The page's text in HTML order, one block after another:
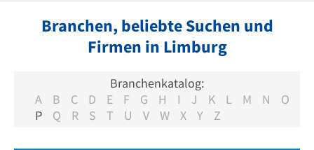
Branchen, beliebte Suchen und
Firmen in Limburg
Branchenkatalog:
A
B C D E F G H I J K L M N
O
P
Q R S T U V W X Y Z